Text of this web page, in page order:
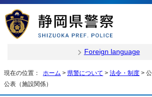
Foreign language
現在の位置： ホーム > 県警について > 法令・制度 >
公表（施設関係）